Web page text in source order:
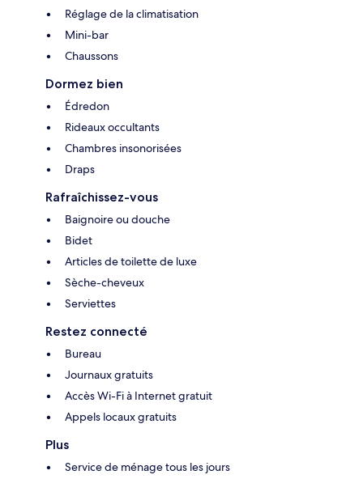
Réglage de la climatisation
Mini-bar
Chaussons
Dormez bien
Édredon
Rideaux occultants
Chambres insonorisées
Draps
Rafraîchissez-vous
Baignoire ou douche
Bidet
Articles de toilette de luxe
Sèche-cheveux
Serviettes
Restez connecté
Bureau
Journaux gratuits
Accès Wi-Fi à Internet gratuit
Appels locaux gratuits
Plus
Service de ménage tous les jours